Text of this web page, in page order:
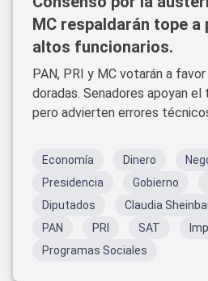
MC respaldarán tope a
altos funcionarios.
PAN, PRI y MC votarán a
doradas. Senadores apoyan
pero advierten errores
Economía Dinero
Presidencia
Gobierno
Diputados
Claudia
PAN
PRI SAT
Programas Sociales